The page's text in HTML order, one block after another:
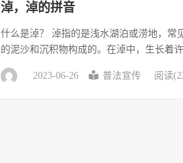
淖，淖的拼音
什么是淖？ 淖指的是浅水湖泊或涝地，常
的泥沙和沉积物构成的。在淖中，生长着
2023-06-26 普法宣传 阅读